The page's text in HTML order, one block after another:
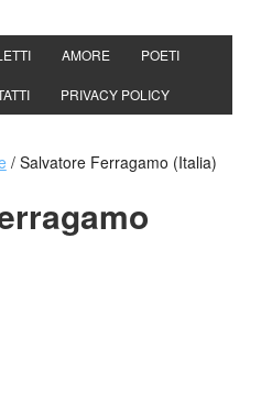
AMORE POETI
PRIVACY POLICY
/Salvatore Ferragamo (Italia)